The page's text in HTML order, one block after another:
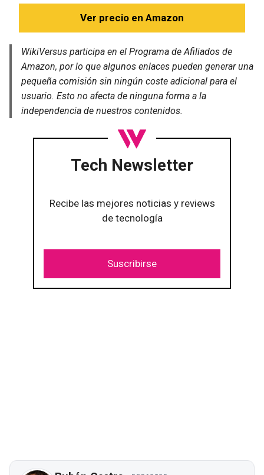
Ver precio en Amazon
WikiVersus participa en el Programa de Afiliados de
Amazon, por lo que algunos enlaces pueden generar una
pequeña comisión sin ningún coste adicional para el
usuario. Esto no afecta de ninguna forma a la
independencia de nuestros contenidos.
Tech Newsletter
Recibe las mejores noticias y reviews
de tecnología
Suscribirse